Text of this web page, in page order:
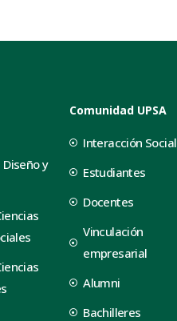
y
Comunidad UPSA
Interacción Social
Estudiantes
Docentes
Vinculación
empresarial
Alumni
Bachilleres